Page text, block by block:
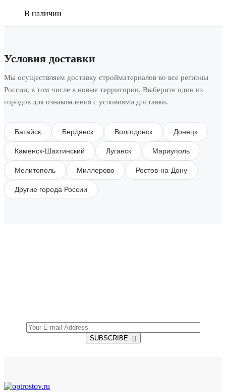
В наличии
Условия доставки
Мы осуществляем доставку стройматериалов во все регионы
России, в том числе в новые территории. Выберите один из
городов для ознакомления с условиями доставки.
Батайск Бердянск Волгодонск Донецк
Каменск-Шахтинский Луганск Мариуполь
Мелитополь Миллерово Ростов-на-Дону
Другие города России
SUBSCRIBE